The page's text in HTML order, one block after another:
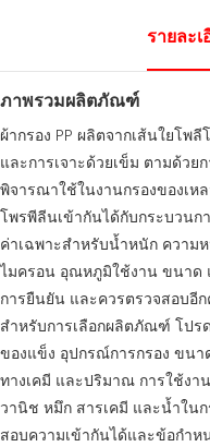
รายละ
ภาพรวมผลิตภัณฑ์
ผ้ากรอง PP ผลิตจากเส้นใยโ
และการเจาะด้วยเข็ม ตามด้ว
พิจารณาใช้ในงานกรองของเห
โพรพีลีนเข้ากันได้กับกระบวนก
ค่าเฉพาะสำหรับน้ำหนัก ความ
ไมครอน อุณหภูมิใช้งาน ขนาด
การยืนยัน และควรตรวจสอบอี
สำหรับการเลือกผลิตภัณฑ์ โปร
ของแข็ง อุปกรณ์การกรอง ขน
ทางเคมี และปริมาณ การใช้งา
วานิช หมึก สารเคมี และน้ำใน
สอบความเข้ากันได้และข้อกำ